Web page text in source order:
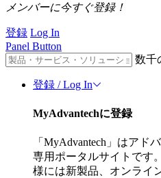
メンバーに今すぐ登録！
登録 Log In
Panel Button
数千
登録 / Log In
MyAdvantechに登録
「MyAdvantech」はアド
専用ポータルサイトです
様には新製品、オンライ